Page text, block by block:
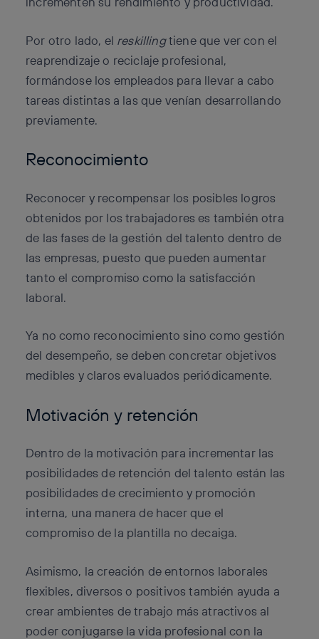
Por otro lado, el reskillingtiene que ver con el
reaprendizaje o reciclaje profesional,
formándose los empleados para llevar a cabo
tareas distintas a las que venían desarrollando
previamente.
Reconocimiento
Reconocer y recompensar los posibles logros
obtenidos por los trabajadores es también otra
de las fases de la gestión del talento dentro de
las empresas, puesto que pueden aumentar
tanto el compromiso como la satisfacción
laboral.
Ya no como reconocimiento sino como gestión
del desempeño, se deben concretar objetivos
medibles y claros evaluados periódicamente.
Motivación y retención
Dentro de la motivación para incrementar las
posibilidades de retención del talento están las
posibilidades de crecimiento y promoción
interna, una manera de hacer que el
compromiso de la plantilla no decaiga.
Asimismo, la creación de entornos laborales
flexibles, diversos o positivos también ayuda a
crear ambientes de trabajo más atractivos al
poder conjugarse la vida profesional con la